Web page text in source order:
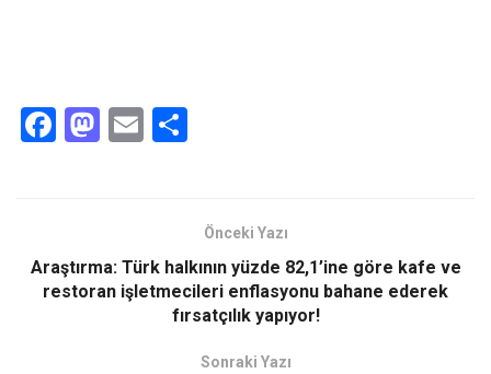
F
o
o
M
d
o
E
Önceki Yazı
Araştırma: Türk halkının yüzde 82,1’ine göre kafe ve
restoran işletmecileri enflasyonu bahane ederek
fırsatçılık yapıyor!
Sonraki Yazı